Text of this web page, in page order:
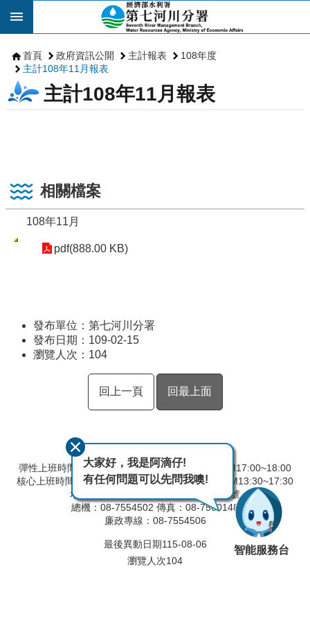
跳到主要內容區塊
首頁 政府資訊公開 主計報表
108年度
主計108年11月報表
主計108年11月報表
相關檔案
108年11月
pdf(888.00 KB)
發布單位：第七河川分署
發布日期：109-02-15
瀏覽人次： 104
回上一頁 回最上面
彈性上班時間：AM8:00~09:00 彈性下班時間：PM17:00~18:00
核心上班時間：星期一 ~ 星期五 AM8:30~12:30 PM13:30~17:30
地址：90093屏東縣屏東市建國路291號
總機：08-7554502 傳真：08-7560148
廉政專線：08-7554506
最後異動日期115-08-06
瀏覽人次104
大家好，我是阿滴仔!
有任何問題可以先問我噢!
智能服務台